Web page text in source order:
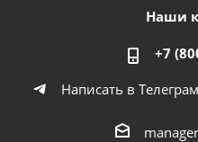
Наши
+7
Написать в Телеграм